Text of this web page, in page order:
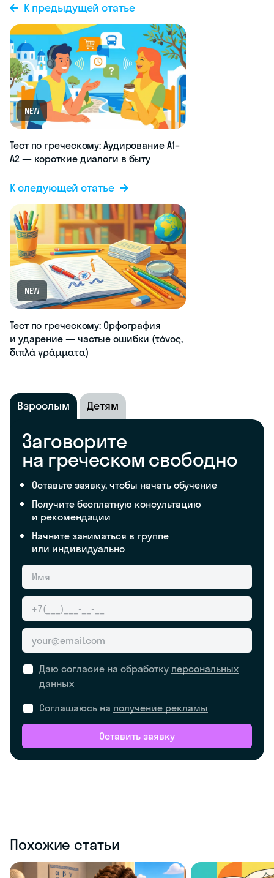
К предыдущей статье
NEW
Тест по греческому: Аудирование A1–
A2 — короткие диалоги в быту
К следующей статье
NEW
Тест по греческому: Орфография
и ударение — частые ошибки (τόνος,
διπλά γράμματα)
Взрослым Детям
Заговорите
на греческом свободно
Оставьте заявку, чтобы начать обучение
Получите бесплатную консультацию
и рекомендации
Начните заниматься в группе
или индивидуально
Даю согласие на обработку персональных
данных
Соглашаюсь на получение рекламы
Оставить заявку
Похожие статьи